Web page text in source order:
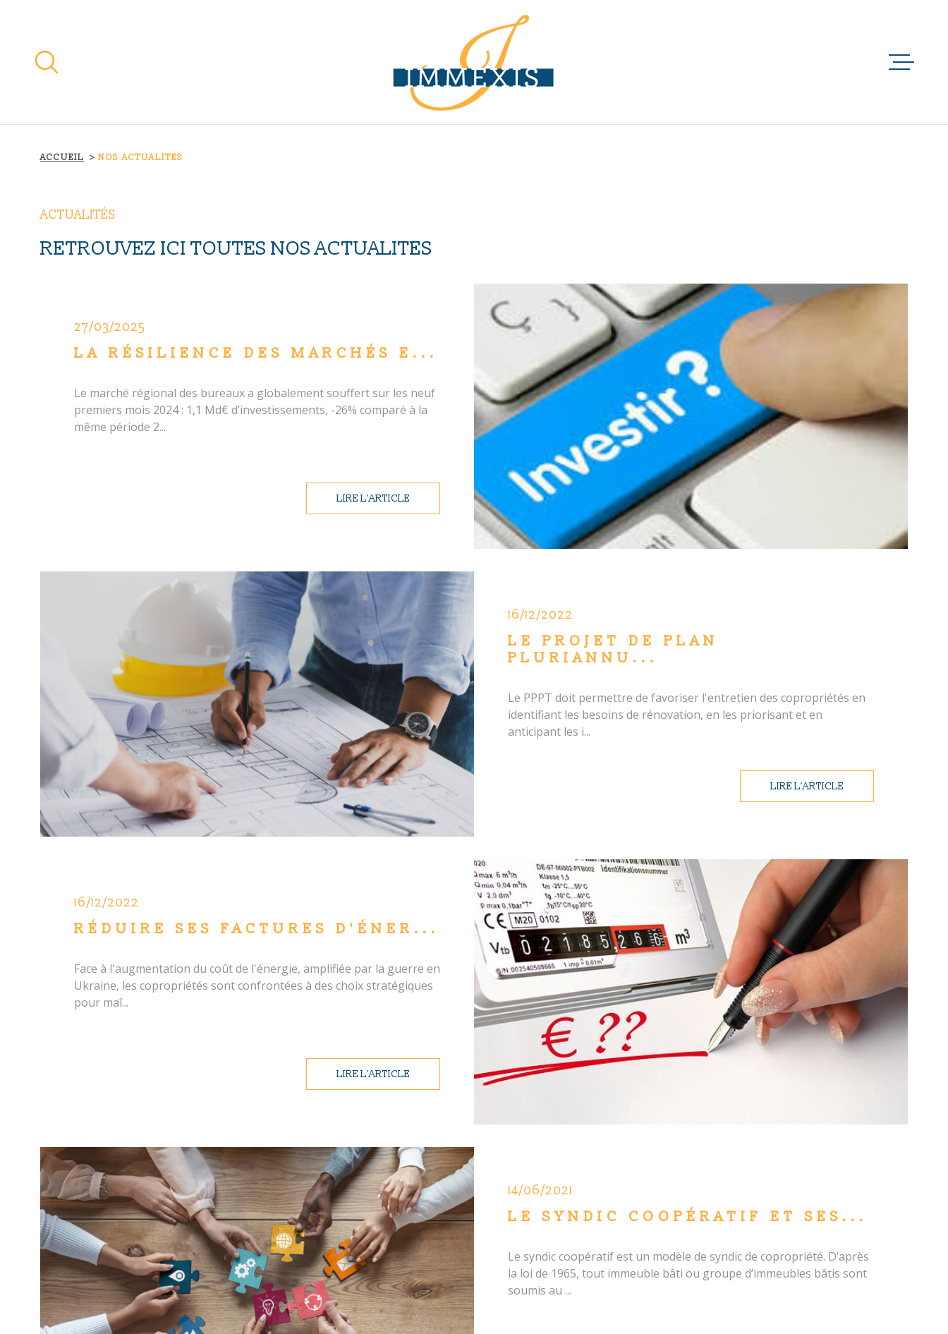
recherche
principal
CONTACT
ACCUEIL NOS ACTUALITES
ACTUALITÉS
RETROUVEZ ICI TOUTES NOS ACTUALITES
27/03/2025
LA RÉSILIENCE DES MARCHÉS E...
Le marché régional des bureaux a globalement souffert sur les neuf
premiers mois 2024 : 1,1 Md€ d’investissements, -26% comparé à la
même période 2...
LIRE L'ARTICLE
16/12/2022
LE PROJET DE PLAN
PLURIANNU...
Le PPPT doit permettre de favoriser l'entretien des copropriétés en
identifiant les besoins de rénovation, en les priorisant et en
anticipant les i...
LIRE L'ARTICLE
16/12/2022
RÉDUIRE SES FACTURES D'ÉNER...
Face à l'augmentation du coût de l'énergie, amplifiée par la guerre en
Ukraine, les copropriétés sont confrontées à des choix stratégiques
pour maî...
LIRE L'ARTICLE
14/06/2021
LE SYNDIC COOPÉRATIF ET SES...
Le syndic coopératif est un modèle de syndic de copropriété. D’après
la loi de 1965, tout immeuble bâti ou groupe d’immeubles bâtis sont
soumis au ...